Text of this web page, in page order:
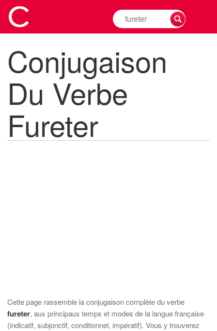
Rechercher
la
d'un
verbe
Conjugaison
Du Verbe
Fureter
Cette page rassemble la conjugaison complète du verbe
fureter, aux principaux temps et modes de la langue française
(indicatif, subjonctif, conditionnel, impératif). Vous y trouverez